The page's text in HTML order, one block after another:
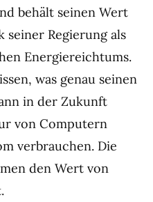
behält seinen Wert
Regierung als
Energiereichtums.
was genau seinen
in der Zukunft
von Computern
verbrauchen. Die
den Wert von